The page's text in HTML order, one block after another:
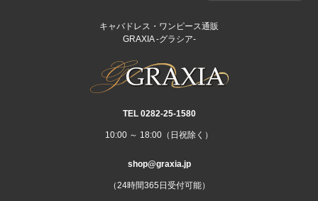
キャバドレス・ワンピース通販
GRAXIA -グラシア-
TEL 0282‐25‐1580
10:00 ～ 18:00（日祝除く）
shop@graxia.jp
（24時間365日受付可能）